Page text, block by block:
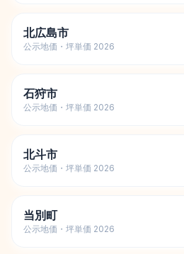
北広島市
公示地価・坪単価 2026
石狩市
公示地価・坪単価 2026
北斗市
公示地価・坪単価 2026
当別町
公示地価・坪単価 2026